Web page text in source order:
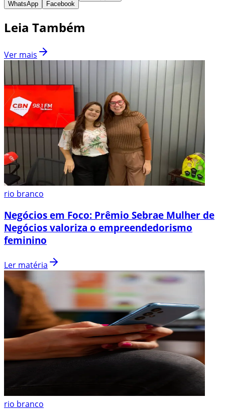
WhatsApp Facebook
Leia Também
Ver mais
rio branco
Negócios em Foco: Prêmio Sebrae Mulher de
Negócios valoriza o empreendedorismo
feminino
Ler matéria
rio branco